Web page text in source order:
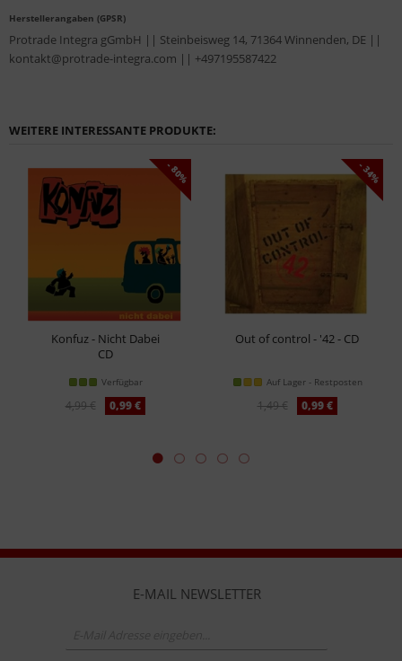
Herstellerangaben (GPSR)
Protrade Integra gGmbH || Steinbeisweg 14, 71364 Winnenden, DE ||
kontakt@protrade-integra.com || +497195587422
WEITERE INTERESSANTE PRODUKTE:
Konfuz - Nicht Dabei
CD
Verfügbar
4,99 € 0,99 €
- 80%
Out of control - '42 - CD
Auf Lager - Restposten
1,49 € 0,99 €
- 34%
E-MAIL NEWSLETTER